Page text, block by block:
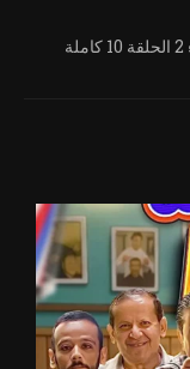
صاحبك راجل الجزء 2 الحلقة 10 كاملة HD | مسلسل رمضان 2026